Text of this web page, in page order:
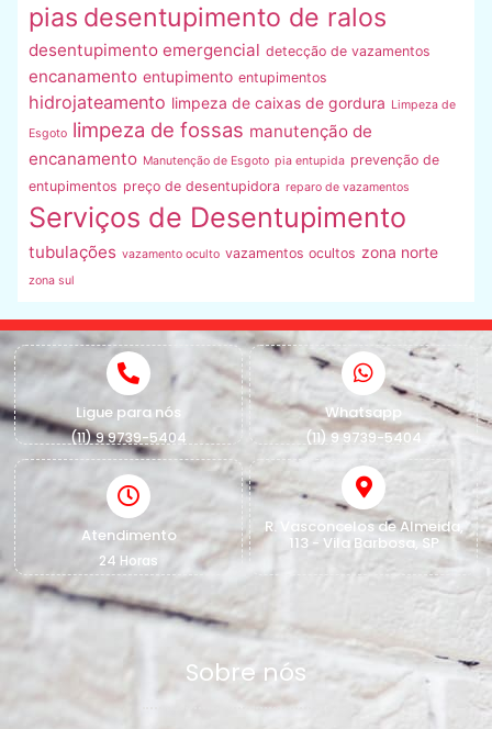
pias desentupimento de ralos
desentupimento emergencial detecção de vazamentos
encanamento entupimento entupimentos
hidrojateamento limpeza de caixas de gordura Limpeza de
Esgoto limpeza de fossas manutenção de
encanamento Manutenção de Esgoto pia entupida prevenção de
entupimentos preço de desentupidora reparo de vazamentos
Serviços de Desentupimento
tubulações vazamento oculto vazamentos ocultos zona norte
zona sul
Ligue para nós
(11) 9 9739-5404
Whatsapp
(11) 9 9739-5404
Atendimento
24 Horas
R. Vasconcelos de Almeida,
113 - Vila Barbosa, SP
Sobre nós